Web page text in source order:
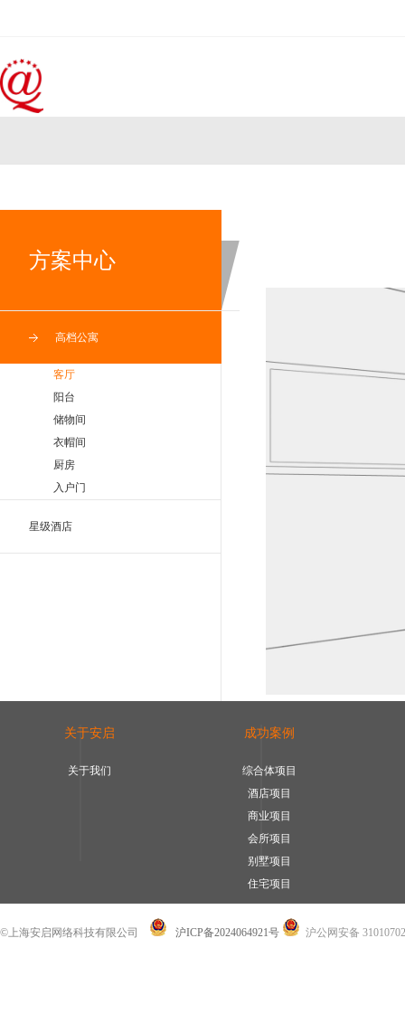
高档公寓
客厅
阳台
储物间
衣帽间
厨房
入户门
星级酒店
方案中心
关于安启
关于我们
成功案例
综合体项目
酒店项目
商业项目
会所项目
别墅项目
住宅项目
©上海安启网络科技有限公司 沪ICP备2024064921号 沪公网安备